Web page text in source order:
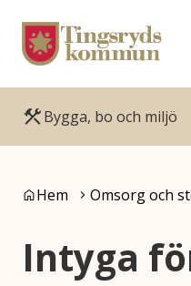
Gå till innehåll
Gå till huvudmeny
Bygga, bo och miljö
Du är här:
Hem Omsorg och
Intyga